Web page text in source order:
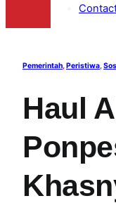
Pemerintah, Peristiwa,
Haul